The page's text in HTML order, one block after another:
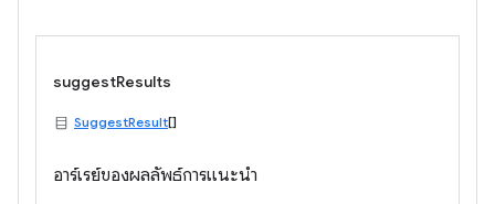
suggestResults
SuggestResult[]
อาร์เรย์ของผลลัพธ์การแนะนำ